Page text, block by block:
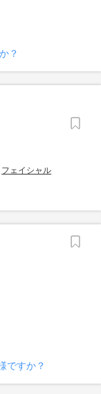
？
フェイシャル
ですか？